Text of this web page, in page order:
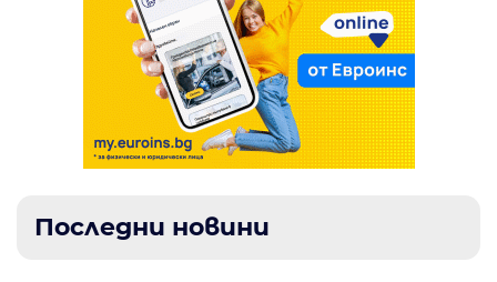
Последни новини